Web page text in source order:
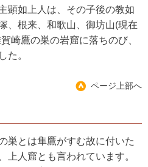
顕如上人は、その子後の教如
、根来、和歌山、御坊山(現在
崎鷹の巣の岩窟に落ちのび、
た。
ページ上部へ
巣とは隼鷹がすむ故に付いた
上人窟とも言われています。